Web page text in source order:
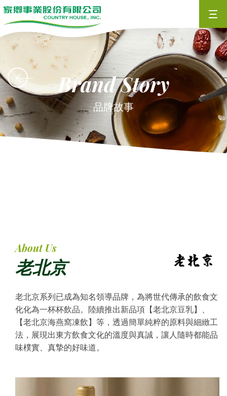
Brand Story
品牌故事
Content
About Us
老北京
老北京系列已成為知名領導品牌，為將世代傳承的飲食文
化化為一杯杯飲品。陸續推出新品項【老北京豆乳】、
【老北京海燕窩凍飲】等，透過簡單純粹的原料與細緻工
法，展現出東方飲食文化的溫度與真誠，讓人隨時都能品
味樸實、真摯的好味道。